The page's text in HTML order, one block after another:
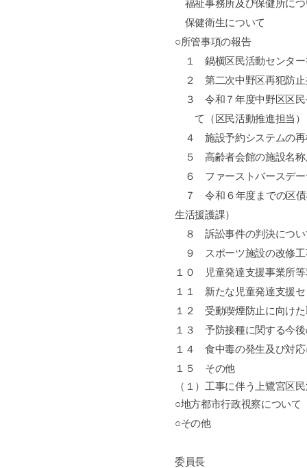
福祉事務所及び保健所につ
保健衛生について
○所管事項の報告
１ 鍋横区民活動センター
２ 第二次中野区再犯防止
３ 令和７年度中野区区民
て（区民活動推進担当）
４ 施設予約システムの再
５ 高齢者会館の施設名称
６ ファーストバースデー
７ 令和６年度までの区債
生活援護課）
８ 訴訟事件の判決につい
９ スポーツ施設の改修工
１０ 児童発達支援事業所等
１１ 新たな児童発達支援
１２ 受動喫煙防止に向け
１３ 予防接種に関する今
１４ 食中毒の発生及び対
１５ その他
（１） 工事に伴う上鷺宮区
○地方都市行政視察について
○その他
委員長